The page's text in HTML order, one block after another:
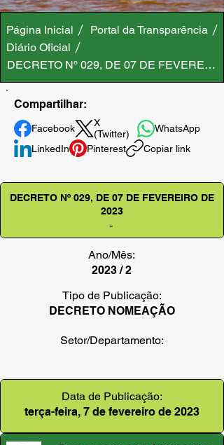
Página Inicial
Portal da Transparência
Diário Oficial
DECRETO Nº 029, DE 07 DE FEVEREIRO
Compartilhar:
Facebook
X
(Twitter)
WhatsApp
LinkedIn
Pinterest Copiar link
DECRETO Nº 029, DE 07 DE FEVEREIRO DE
2023
-
Ano/Mês:
2023 / 2
Tipo de Publicação:
DECRETO NOMEAÇÃO
Setor/Departamento:
Data de Publicação:
terça-feira, 7 de fevereiro de 2023